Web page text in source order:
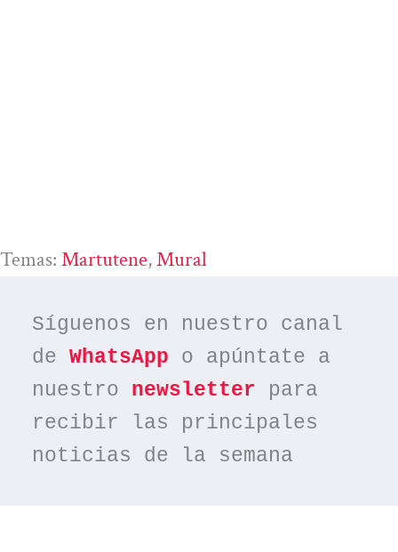
Temas: Martutene, Mural
Síguenos en nuestro canal
de WhatsApp o apúntate a
nuestro newsletter para
recibir las principales
noticias de la semana